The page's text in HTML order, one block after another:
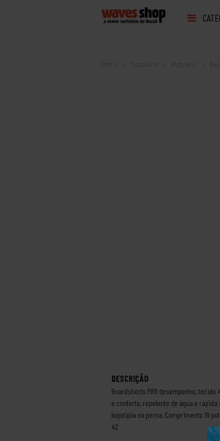
Home
DESCRIÇÃO
Boardshorts PRO desempenho,
e conforto, repelente de água e
logotipia na perna. Comprimento 19
42